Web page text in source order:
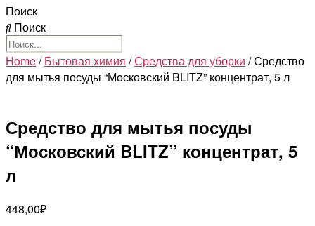
Поиск
Поиск
Home/Бытовая химия /Средства для уборки / Средство
для мытья посуды “Московский BLITZ” концентрат, 5 л
Средство для мытья посуды
“Московский BLITZ” концентрат, 5
л
448,00₽